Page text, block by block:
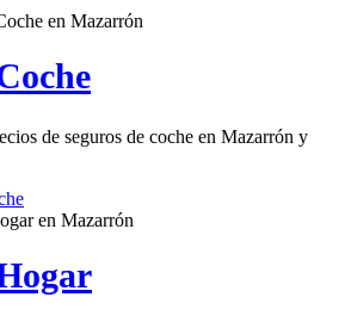
de seguros de coche en Mazarrón y